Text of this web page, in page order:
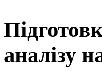
аналізу